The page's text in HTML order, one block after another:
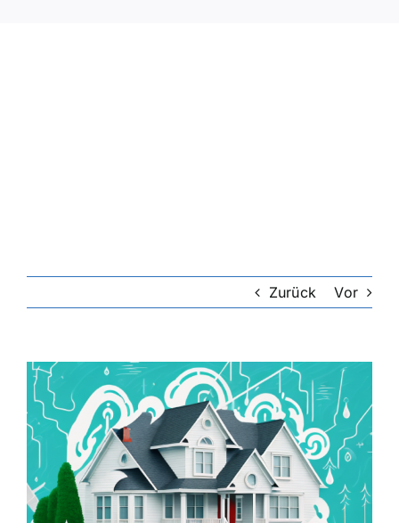
Lebensversicherung
Hundekrankenversicherung
Zurück Vor
Zeige
grösseres
Bild